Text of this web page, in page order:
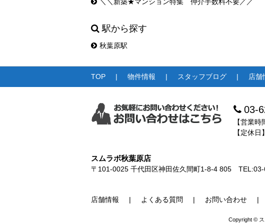
駅から探す
秋葉原駅
TOP 物件情報 スタッフブログ 店舗
03-
【営業
【定休
スムラボ秋葉原店
〒101-0025 千代田区神田佐久間町1-8-4 805
店舗情報 よくある質問 お問い合わせ
Copyright ©